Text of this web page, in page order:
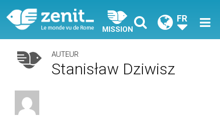
MISSION
FR
AUTEUR
Stanisław Dziwisz